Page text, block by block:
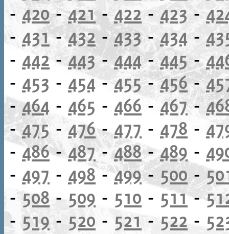
- 420-421-422- 423 -
- 431-432-433-434-
- 442 -443-444-445-
- 453 - 454-455-456-
-464 - 465 - 466 - 467-
-475 -476- 477 - 478 -
-486-487-488-489 -
- 497 - 498-499-500-
-508 - 509 - 510 - 511-
-519-520 - 521- 522 -